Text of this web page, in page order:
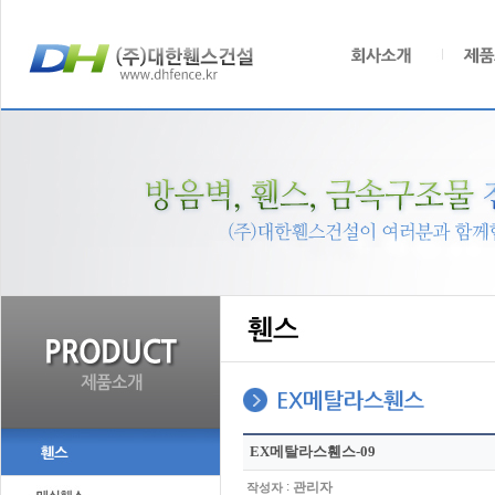
EX메탈라스휀스-09
작성자 : 관리자